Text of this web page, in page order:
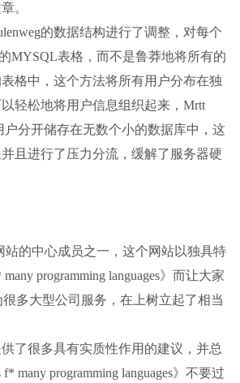
。
的数据结构进行了调整，对每个
MYSQL表格，而不是鲁莽地将所有的
格中，这个方法将所有用户分布在独
轻松地将用户信息组织起来，Mrtt
户分开储存在无数个小的数据库中，这
且进行了压力分流，缓解了服务器硬
站的中心成员之一，这个网站以独具特
many programming languages》而让大家
很多大型公司服务，在上树立起了相当
了很多具有实质性作用的建议，并总
f* many programming languages》不要过